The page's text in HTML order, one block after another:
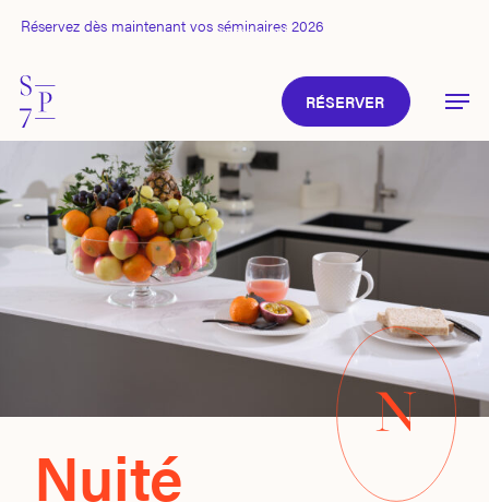
Réservez dès maintenant vos séminaires 2026
Espace client
RÉSERVER
Menu
Nuité